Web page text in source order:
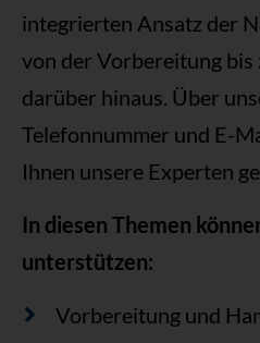
integrierten Ansatz der
von der Vorbereitung bis
darüber hinaus. Über
Telefonnummer und E-
Ihnen unsere Experten
In diesen Themen
unterstützen:
Vorbereitung und